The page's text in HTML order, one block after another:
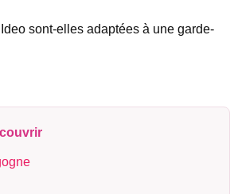
sont-elles adaptées à une garde-